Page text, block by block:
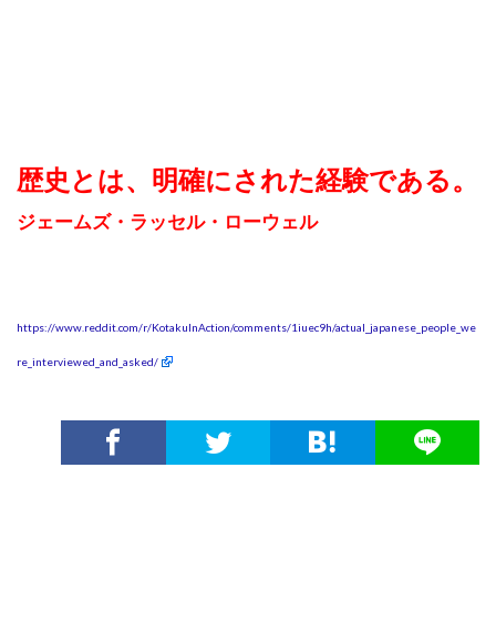
歴史とは、明確にされた経験である。
ジェームズ・ラッセル・ローウェル
https://www.reddit.com/r/KotakuInAction/comments/1iuec9h/actual_japanese_people_we
re_interviewed_and_asked/